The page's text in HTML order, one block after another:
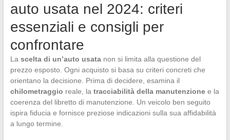
auto usata nel 2024: criteri
essenziali e consigli per
confrontare
La scelta di un’auto usatanon si limita alla questione del
prezzo esposto. Ogni acquisto si basa su criteri concreti che
orientano la decisione. Prima di decidere, esamina il
chilometraggio reale, la tracciabilità della manutenzionee la
coerenza del libretto di manutenzione. Un veicolo ben seguito
ispira fiducia e fornisce preziose indicazioni sulla sua affidabilità
a lungo termine.